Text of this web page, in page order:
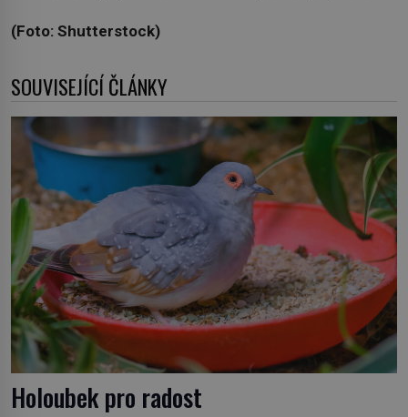
(Foto: Shutterstock)
SOUVISEJÍCÍ ČLÁNKY
Holoubek pro radost